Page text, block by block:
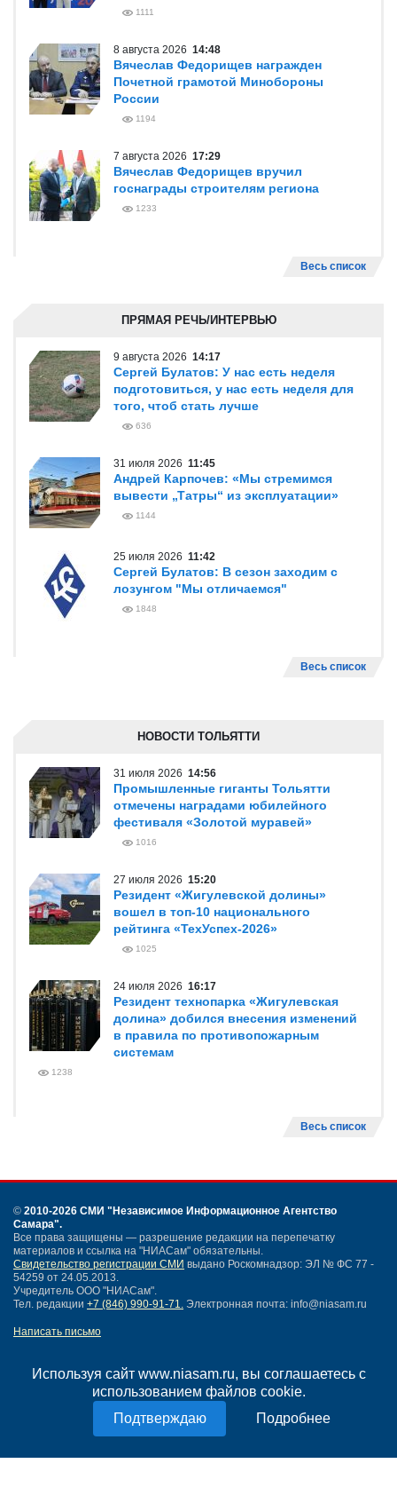
Используя сайт www.niasam.ru, вы соглашаетесь с
использованием файлов cookie.
Подробнее
1111
8 августа 2026 14:48
Вячеслав Федорищев награжден
Почетной грамотой Минобороны
России
1194
7 августа 2026 17:29
Вячеслав Федорищев вручил
госнаграды строителям региона
1233
Весь список
ПРЯМАЯ РЕЧЬ/ИНТЕРВЬЮ
9 августа 2026 14:17
Сергей Булатов: У нас есть неделя
подготовиться, у нас есть неделя для
того, чтоб стать лучше
636
31 июля 2026 11:45
Андрей Карпочев: «Мы стремимся
вывести „Татры“ из эксплуатации»
1144
25 июля 2026 11:42
Сергей Булатов: В сезон заходим с
лозунгом "Мы отличаемся"
1848
Весь список
НОВОСТИ ТОЛЬЯТТИ
31 июля 2026 14:56
Промышленные гиганты Тольятти
отмечены наградами юбилейного
фестиваля «Золотой муравей»
1016
27 июля 2026 15:20
Резидент «Жигулевской долины»
вошел в топ-10 национального
рейтинга «ТехУспех-2026»
1025
24 июля 2026 16:17
Резидент технопарка «Жигулевская
долина» добился внесения изменений
в правила по противопожарным
системам
1238
Весь список
© 2010-2026 СМИ "Независимое Информационное Агентство
Самара".
Все права защищены — разрешение редакции на перепечатку
материалов и ссылка на "НИАСам" обязательны.
Свидетельство регистрации СМИ выдано Роскомнадзор: ЭЛ № ФС 77 -
54259 от 24.05.2013.
Учредитель ООО "НИАСам".
Тел. редакции +7 (846) 990-91-71. Электронная почта: info@niasam.ru
Написать письмо
Нашли ошибку?
Политика конфиденциальности
Согласие на обработку персональных данных